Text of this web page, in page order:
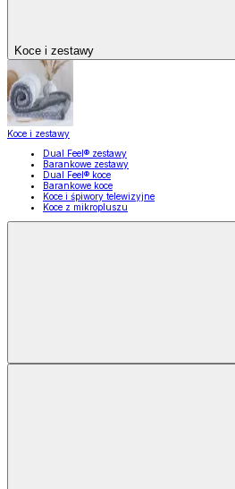
Koce i zestawy
Koce i zestawy
Dual Feel® zestawy
Barankowe zestawy
Dual Feel® koce
Barankowe koce
Koce i śpiwory telewizyjne
Koce z mikropluszu